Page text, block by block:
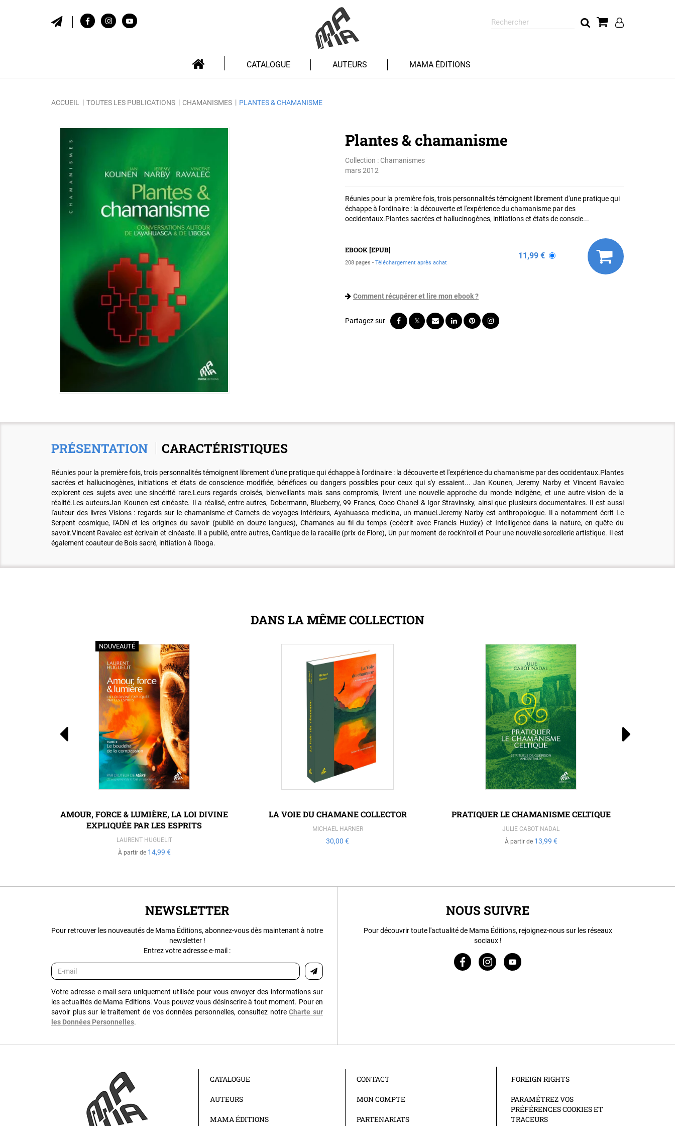
Rechercher
sur
CATALOGUE AUTEURS MAMA ÉDITIONS
ACCUEIL TOUTES LES PUBLICATIONS CHAMANISMES PLANTES & CHAMANISME
Plantes & chamanisme
Collection : Chamanismes
mars 2012
Réunies pour la première fois, trois personnalités témoignent librement d'une pratique qui
échappe à l'ordinaire : la découverte et l'expérience du chamanisme par des
occidentaux.Plantes sacrées et hallucinogènes, initiations et états de conscie...
EBOOK [EPUB]
208 pages Téléchargement après achat
11,99 €
Comment récupérer et lire mon ebook ?
PRÉSENTATION CARACTÉRISTIQUES
Réunies pour la première fois, trois personnalités témoignent librement d'une pratique qui échappe à l'ordinaire : la découverte et l'expérience du chamanisme par des occidentaux.Plantes
sacrées et hallucinogènes, initiations et états de conscience modifiée, bénéfices ou dangers possibles pour ceux qui s'y essaient... Jan Kounen, Jeremy Narby et Vincent Ravalec
explorent ces sujets avec une sincérité rare.Leurs regards croisés, bienveillants mais sans compromis, livrent une nouvelle approche du monde indigène, et une autre vision de la
réalité.Les auteursJan Kounen est cinéaste. Il a réalisé, entre autres, Dobermann, Blueberry, 99 Francs, Coco Chanel & Igor Stravinsky, ainsi que plusieurs documentaires. Il est aussi
l'auteur des livres Visions : regards sur le chamanisme et Carnets de voyages intérieurs, Ayahuasca medicina, un manuel.Jeremy Narby est anthropologue. Il a notamment écrit Le
Serpent cosmique, l'ADN et les origines du savoir (publié en douze langues), Chamanes au fil du temps (coécrit avec Francis Huxley) et Intelligence dans la nature, en quête du
savoir.Vincent Ravalec est écrivain et cinéaste. Il a publié, entre autres, Cantique de la racaille (prix de Flore), Un pur moment de rock'n'roll et Pour une nouvelle sorcellerie artistique. Il est
également coauteur de Bois sacré, initiation à l'iboga.
DANS LA MÊME COLLECTION
NOUVEAUTÉ
AMOUR, FORCE & LUMIÈRE, LA LOI DIVINE
EXPLIQUÉE PAR LES ESPRITS
LAURENT HUGUELIT
À partir de 14,99 €
LA VOIE DU CHAMANE COLLECTOR
MICHAEL HARNER
30,00 €
PRATIQUER LE CHAMANISME CELTIQUE
JULIE CABOT NADAL
À partir de 13,99 €
NEWSLETTER
Pour retrouver les nouveautés de Mama Éditions, abonnez-vous dès maintenant à notre
newsletter !
Entrez votre adresse e-mail :
Votre adresse e-mail sera uniquement utilisée pour vous envoyer des informations sur
les actualités de Mama Editions. Vous pouvez vous désinscrire à tout moment. Pour en
savoir plus sur le traitement de vos données personnelles, consultez notre Charte sur
les Données Personnelles.
NOUS SUIVRE
Pour découvrir toute l'actualité de Mama Éditions, rejoignez-nous sur les réseaux
sociaux !
CATALOGUE
AUTEURS
MAMA ÉDITIONS
CONTACT
MON COMPTE
PARTENARIATS
FOREIGN RIGHTS
PARAMÉTREZ VOS
PRÉFÉRENCES COOKIES ET
TRACEURS